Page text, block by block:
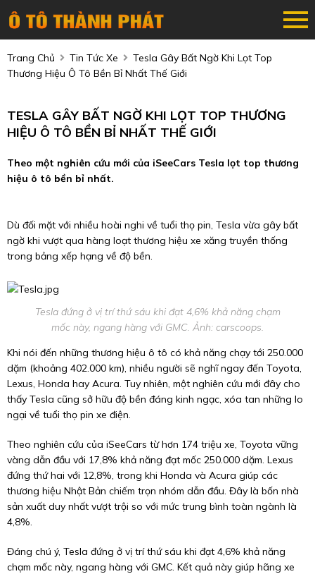
Trang Chủ Tin Tức Xe
Tesla Gây Bất Ngờ Khi Lọt Top
Thương Hiệu Ô Tô Bền Bỉ Nhất Thế Giới
TESLA GÂY BẤT NGỜ KHI LỌT TOP THƯƠNG
HIỆU Ô TÔ BỀN BỈ NHẤT THẾ GIỚI
Theo một nghiên cứu mới của iSeeCars Tesla lọt top thương
hiệu ô tô bền bỉ nhất.
Dù đối mặt với nhiều hoài nghi về tuổi thọ pin, Tesla vừa gây bất
ngờ khi vượt qua hàng loạt thương hiệu xe xăng truyền thống
trong bảng xếp hạng về độ bền.
Tesla đứng ở vị trí thứ sáu khi đạt 4,6% khả năng chạm
mốc này, ngang hàng với GMC. Ảnh: carscoops.
Khi nói đến những thương hiệu ô tô có khả năng chạy tới 250.000
dặm (khoảng 402.000 km), nhiều người sẽ nghĩ ngay đến Toyota,
Lexus, Honda hay Acura. Tuy nhiên, một nghiên cứu mới đây cho
thấy Tesla cũng sở hữu độ bền đáng kinh ngạc, xóa tan những lo
ngại về tuổi thọ pin xe điện.
Theo nghiên cứu của iSeeCars từ hơn 174 triệu xe, Toyota vững
vàng dẫn đầu với 17,8% khả năng đạt mốc 250.000 dặm. Lexus
đứng thứ hai với 12,8%, trong khi Honda và Acura giúp các
thương hiệu Nhật Bản chiếm trọn nhóm dẫn đầu. Đây là bốn nhà
sản xuất duy nhất vượt trội so với mức trung bình toàn ngành là
4,8%.
Đáng chú ý, Tesla đứng ở vị trí thứ sáu khi đạt 4,6% khả năng
chạm mốc này, ngang hàng với GMC. Kết quả này giúp hãng xe